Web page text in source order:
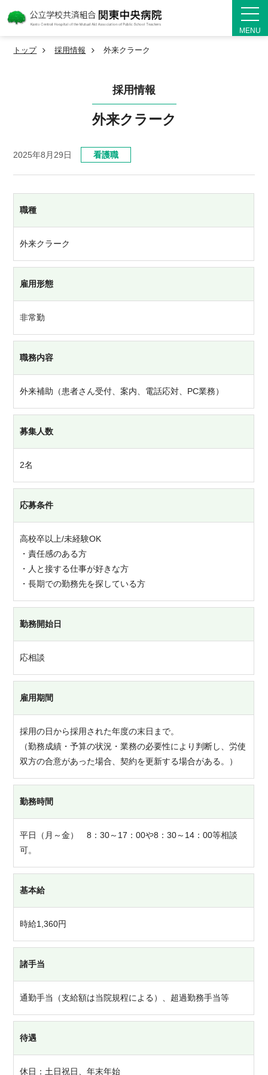
MENU
トップ 採用情報 外来クラーク
採用情報
外来クラーク
2025年8月29日 看護職
職種
外来クラーク
雇用形態
非常勤
職務内容
外来補助（患者さん受付、案内、電話応対、PC業務）
募集人数
2名
応募条件
高校卒以上/未経験OK
・責任感のある方
・人と接する仕事が好きな方
・長期での勤務先を探している方
勤務開始日
応相談
雇用期間
採用の日から採用された年度の末日まで。
（勤務成績・予算の状況・業務の必要性により判断し、労使
双方の合意があった場合、契約を更新する場合がある。）
勤務時間
平日（月～金） 8：30～17：00や8：30～14：00等相談
可。
基本給
時給1,360円
諸手当
通勤手当（支給額は当院規程による）、超過勤務手当等
待遇
休日：土日祝日、年末年始